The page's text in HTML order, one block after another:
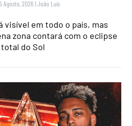
Agosto, 2026 |João Luís
visível em todo o país, mas
zona contará com o eclipse
total do Sol